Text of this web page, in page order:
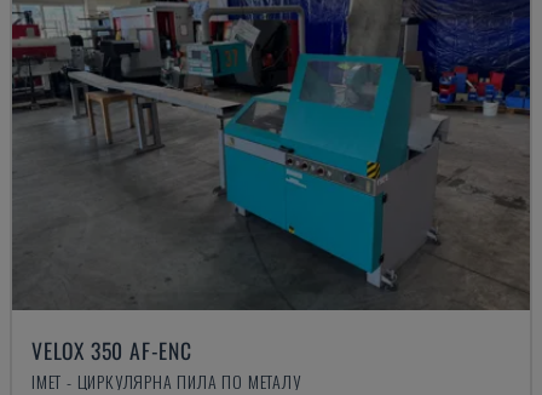
VELOX 350 AF-ENC
IMET - ЦИРКУЛЯРНА ПИЛА ПО МЕТАЛУ